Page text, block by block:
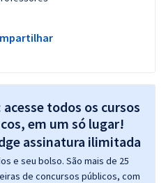
todos os cursos
em um só lugar!
e seu bolso. São mais de 25
de concursos públicos, com